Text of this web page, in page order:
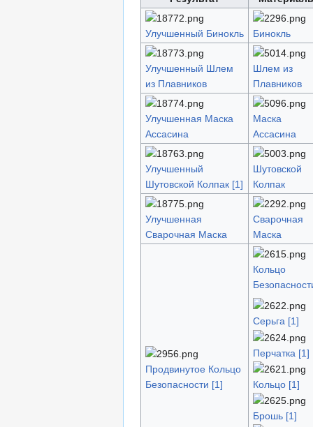
Улучшенный Бинокль Бинокль
Улучшенный Шлем
из Плавников
Шлем из
Плавников
Улучшенная Маска
Ассасина
Маска
Ассасина
Улучшенный
Шутовской Колпак [1]
Шутовской
Колпак
Улучшенная
Сварочная Маска
Сварочная
Маска
Продвинутое Кольцо
Безопасности [1]
Кольцо
Серьга [1]
Перчатка [1]
Кольцо [1]
Брошь [1]